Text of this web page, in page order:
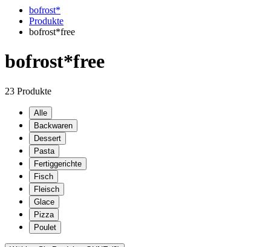
bofrost*
Produkte
bofrost*free
bofrost*free
23 Produkte
Alle
Backwaren
Dessert
Pasta
Fertiggerichte
Fisch
Fleisch
Glace
Pizza
Poulet